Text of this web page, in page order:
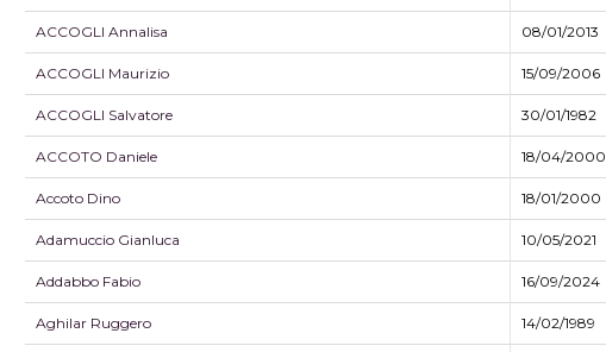
ACCOGLI Annalisa 08/01/2013
ACCOGLI Maurizio 15/09/2006
ACCOGLI Salvatore 30/01/1982
ACCOTO Daniele 18/04/2000
Accoto Dino 18/01/2000
Adamuccio Gianluca 10/05/2021
Addabbo Fabio 16/09/2024
Aghilar Ruggero 14/02/1989